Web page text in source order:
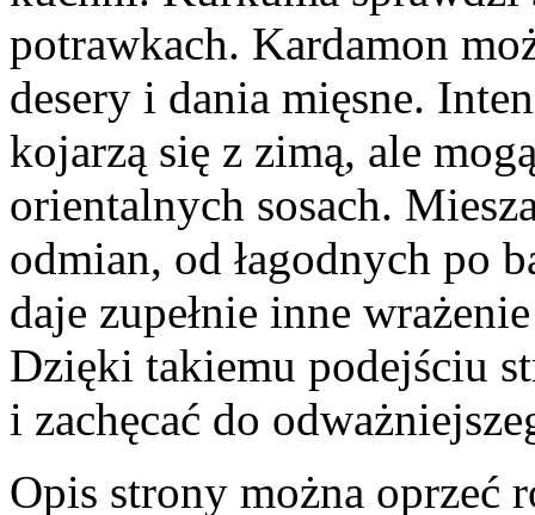
potrawkach. Kardamon
desery i dania mięsne.
kojarzą się z zimą, ale
orientalnych sosach.
odmian, od łagodnych po
daje zupełnie inne
Dzięki takiemu podejściu
i zachęcać do
Opis strony można oprzeć